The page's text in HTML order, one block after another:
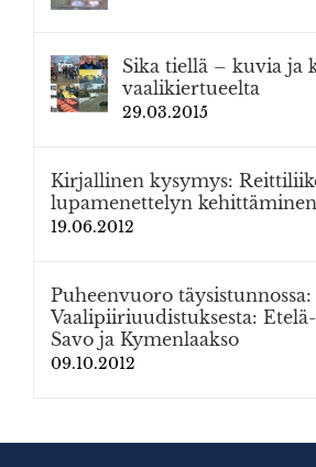
Sika tiellä – kuvia ja
vaalikiertueelta
29.03.2015
Kirjallinen kysymys:
lupamenettelyn kehittäminen
19.06.2012
Puheenvuoro täysistunnossa:
Vaalipiiriuudistuksesta:
Savo ja Kymenlaakso
09.10.2012